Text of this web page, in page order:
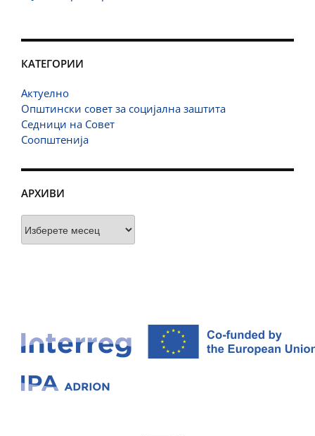
КАТЕГОРИИ
Актуелно
Општински совет за социјална заштита
Седници на Совет
Соопштенија
АРХИВИ